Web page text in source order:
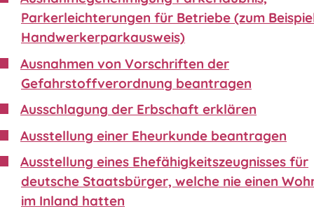
Parkerleichterungen für Betriebe (zum
Handwerkerparkausweis)
Ausnahmen von Vorschriften der
Gefahrstoffverordnung beantragen
Ausschlagung der Erbschaft erklären
Ausstellung einer Eheurkunde beantragen
Ausstellung eines Ehefähigkeitszeugnisses für
deutsche Staatsbürger, welche nie einen
im Inland hatten